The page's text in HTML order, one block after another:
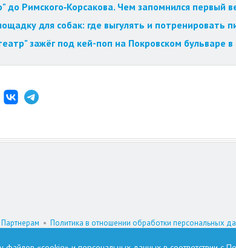
до Римского‑Корсакова. Чем запомнился первый
для собак: где выгулять и потренировать
зажёг под кей-поп на Покровском бульваре в
Партнерам • Политика в отношении обработки персональных